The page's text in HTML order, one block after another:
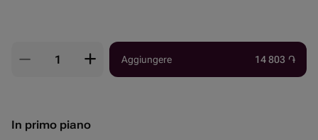
Aggiungere 14 803 ֏
In primo piano